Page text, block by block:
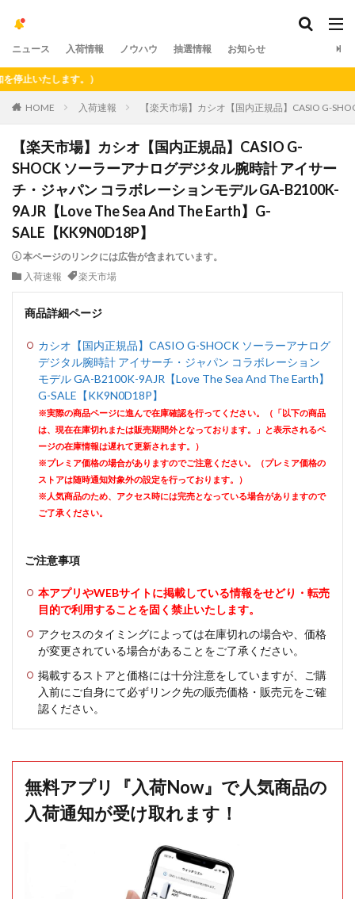
ニュース 入荷情報 ノウハウ 抽選情報 お知らせ
たします。）
HOME 入荷速報 【楽天市場】カシオ【国内正規品】CASIO G-
【楽天市場】カシオ【国内正規品】CASIO G-
SHOCK ソーラーアナログデジタル腕時計 アイサー
チ・ジャパン コラボレーションモデル GA-B2100K-
9AJR【Love The Sea And The Earth】G-
SALE【KK9N0D18P】
本ページのリンクには広告が含まれています。
入荷速報
楽天市場
商品詳細ページ
カシオ【国内正規品】CASIO G-SHOCK ソーラーアナログ
デジタル腕時計 アイサーチ・ジャパン コラボレーション
モデル GA-B2100K-9AJR【Love The Sea And The Earth】
G-SALE【KK9N0D18P】
※実際の商品ページに進んで在庫確認を行ってください。（「以下の商品
は、現在在庫切れまたは販売期間外となっております。」と表示されるペ
ージの在庫情報は遅れて更新されます。）
※プレミア価格の場合がありますのでご注意ください。（プレミア価格の
ストアは随時通知対象外の設定を行っております。）
※人気商品のため、アクセス時には完売となっている場合がありますので
ご了承ください。
ご注意事項
本アプリやWEBサイトに掲載している情報をせどり・転売
目的で利用することを固く禁止いたします。
アクセスのタイミングによっては在庫切れの場合や、価格
が変更されている場合があることをご了承ください。
掲載するストアと価格には十分注意をしていますが、ご購
入前にご自身にて必ずリンク先の販売価格・販売元をご確
認ください。
無料アプリ『入荷Now』で人気商品の
入荷通知が受け取れます！